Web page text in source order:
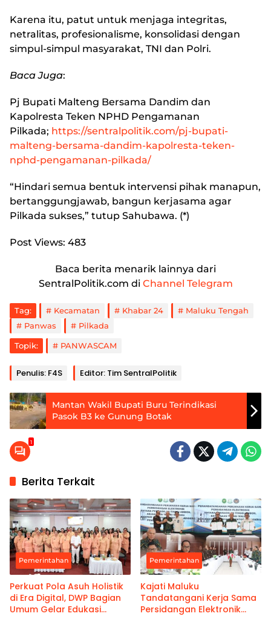
Karena itu, patut untuk menjaga integritas,
netralitas, profesionalisme, konsolidasi dengan
simpul-simpul masyarakat, TNI dan Polri.
Baca Juga:
Pj Bupati Malteng Bersama Dandim dan
Kapolresta Teken NPHD Pengamanan
Pilkada; https://sentralpolitik.com/pj-bupati-
malteng-bersama-dandim-kapolresta-teken-
nphd-pengamanan-pilkada/
“Hindari semua bentuk intervensi pihak manapun,
bertanggungjawab, bangun kerjasama agar
Pilkada sukses,” tutup Sahubawa. (*)
Post Views: 483
Baca berita menarik lainnya dari
SentralPolitik.com di Channel Telegram
Tag: Kecamatan Khabar 24
Maluku Tengah
Panwas
Pilkada
Topik: PANWASCAM
Penulis: F4S Editor: Tim SentralPolitik
Mantan Wakil Bupati Buru Terindikasi
Pasok B3 ke Gunung Botak
1
Berita Terkait
Pemerintahan
Perkuat Pola Asuh Holistik
di Era Digital, DWP Bagian
Umum Gelar Edukasi
Pemerintahan
Kajati Maluku
Tandatangani Kerja Sama
Persidangan Elektronik